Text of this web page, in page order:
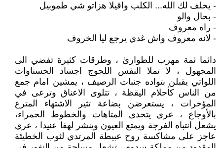
- يخلف لك الله... الكلب واقيلا هزاتو شي طموبيل
- بحال والو
- راه معروف
- لانه معروف واش غدي يرجع ليا الخروف
دائما ثمة مهرب للطوارئ ، وطرقات كثيرة تفضي الى
المجهول ، لا تملا النفس اللجوج اجساد الحسناوات
اللواتي يقبلن بتواده جنبات الرصيف ، يمشين امام جمع
من الناس كأحلام اليقظة ، تتلوى الاعناق وترعى في
المؤخرات ، يستعرضن بضاعة تثير الاشتهاء المترع
بالأوجاع ، عري يتحدى المتاهات والخطوط الحمراء،
يشعل انتباه الفرجة ويمتع العيون وينشر لهفا عنيدا ، عري
عاجز على مشاكسة روح عبيطة المرتدي لثوب الخطيئة